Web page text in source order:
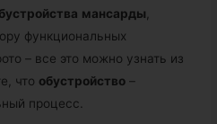
мансарды,
функциональных
– все это можно узнать из
что обустройство–
процесс.